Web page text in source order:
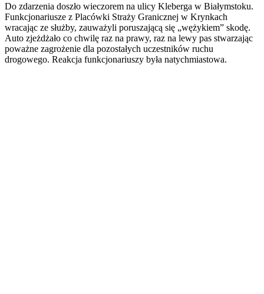
Do zdarzenia doszło wieczorem na ulicy Kleberga w Białymstoku.
Funkcjonariusze z Placówki Straży Granicznej w Krynkach
wracając ze służby, zauważyli poruszającą się „wężykiem” skodę.
Auto zjeżdżało co chwilę raz na prawy, raz na lewy pas stwarzając
poważne zagrożenie dla pozostałych uczestników ruchu
drogowego. Reakcja funkcjonariuszy była natychmiastowa.